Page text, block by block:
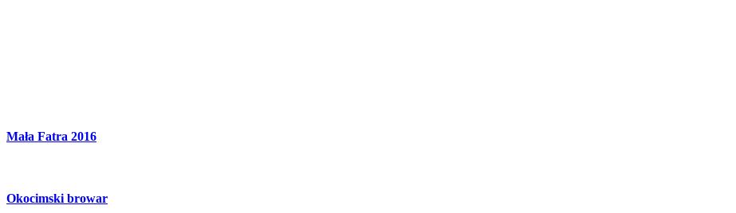
Mała Fatra 2016
Okocimski browar